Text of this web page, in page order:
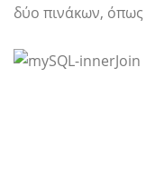
δύο πινάκων, όπως